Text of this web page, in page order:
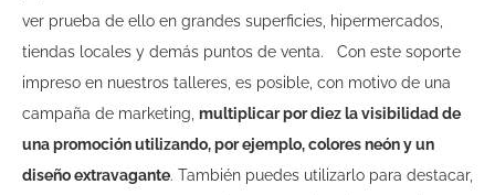
ver prueba de ello en grandes superficies, hipermercados,
tiendas locales y demás puntos de venta.
Con este soporte
impreso en nuestros talleres, es posible, con motivo de una
campaña de marketing, multiplicar por diez la visibilidad de
una promoción utilizando, por ejemplo, colores neón y un
diseño extravagante. También puedes utilizarlo para destacar,